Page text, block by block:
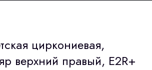
циркониевая,
верхний правый, E2R+